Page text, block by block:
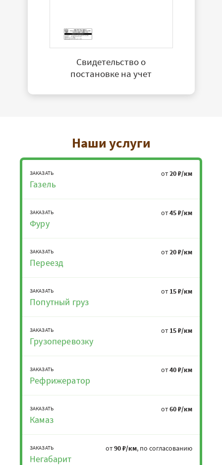
Свидетельство о
постановке на учет
Наши услуги
ЗАКАЗАТЬ
Газель
от20 ₽/км
ЗАКАЗАТЬ
Фуру
от45 ₽/км
ЗАКАЗАТЬ
Переезд
от20 ₽/км
ЗАКАЗАТЬ
Попутный груз
от 15 ₽/км
ЗАКАЗАТЬ
Грузоперевозку
от 15 ₽/км
ЗАКАЗАТЬ
Рефрижератор
от40 ₽/км
ЗАКАЗАТЬ
Камаз
от60 ₽/км
ЗАКАЗАТЬ
Негабарит
от90 ₽/км, по согласованию